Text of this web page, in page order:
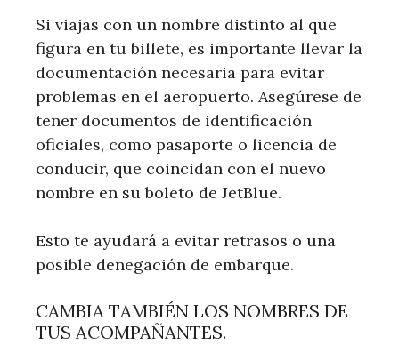
Si viajas con un nombre distinto al que
figura en tu billete, es importante llevar la
documentación necesaria para evitar
problemas en el aeropuerto. Asegúrese de
tener documentos de identificación
oficiales, como pasaporte o licencia de
conducir, que coincidan con el nuevo
nombre en su boleto de JetBlue.
Esto te ayudará a evitar retrasos o una
posible denegación de embarque.
CAMBIA TAMBIÉN LOS NOMBRES DE
TUS ACOMPAÑANTES.